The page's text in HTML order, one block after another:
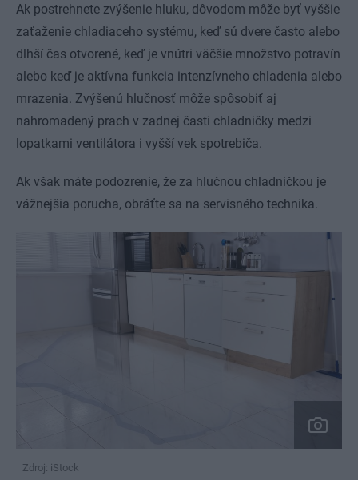
Ak postrehnete zvýšenie hluku, dôvodom môže byť vyššie
zaťaženie chladiaceho systému, keď sú dvere často alebo
dlhší čas otvorené, keď je vnútri väčšie množstvo potravín
alebo keď je aktívna funkcia intenzívneho chladenia alebo
mrazenia. Zvýšenú hlučnosť môže spôsobiť aj
nahromadený prach v zadnej časti chladničky medzi
lopatkami ventilátora i vyšší vek spotrebiča.
Ak však máte podozrenie, že za hlučnou chladničkou je
vážnejšia porucha, obráťte sa na servisného technika.
Zdroj: iStock